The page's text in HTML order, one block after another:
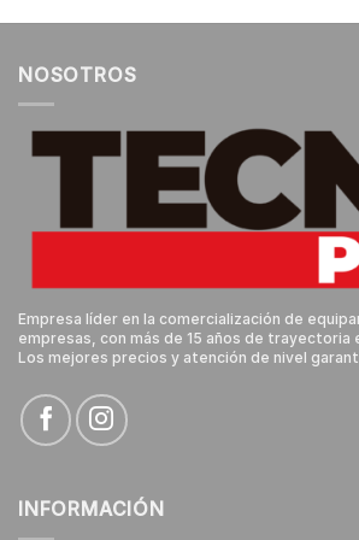
NOSOTROS
Empresa líder en la comercialización de
empresas, con más de 15 años de trayectoria
Los mejores precios y atención de nivel
INFORMACIÓN